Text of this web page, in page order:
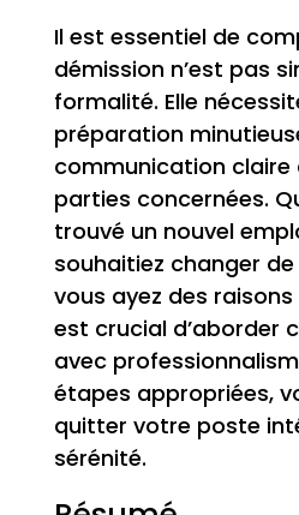
Il est essentiel de
démission n’est pas
formalité. Elle
préparation
communication claire
parties concernées.
trouvé un nouvel
souhaitiez changer
vous ayez des
est crucial d’aborder
avec
étapes appropriées,
quitter votre poste
sérénité.